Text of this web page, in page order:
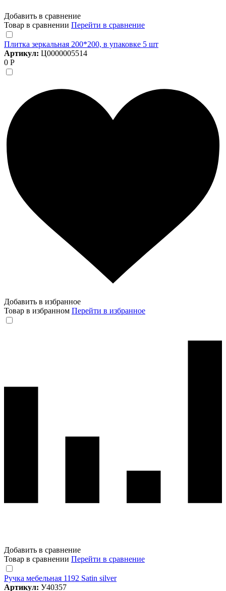
Добавить в сравнение
Товар в сравнении Перейти в сравнение
Плитка зеркальная 200*200, в упаковке 5 шт
Артикул: Ц0000005514
0 Р
Добавить в избранное
Товар в избранном Перейти в избранное
Добавить в сравнение
Товар в сравнении Перейти в сравнение
Ручка мебельная 1192 Satin silver
Артикул: У40357